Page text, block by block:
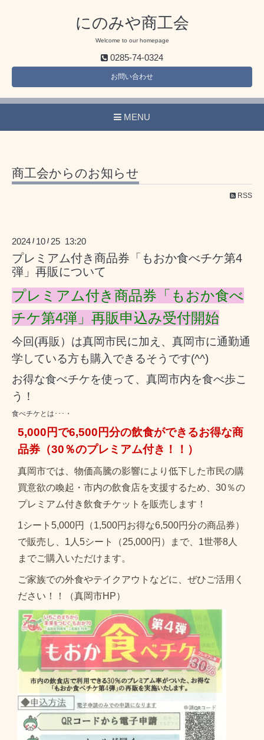
にのみや商工会
Welcome to our homepage
0285-74-0324
お問い合わせ
MENU
商工会からのお知らせ
RSS
2024 / 10 / 25 13:20
プレミアム付き商品券「もおか食べチケ第4
弾」再販について
プレミアム付き商品券「もおか食べ
チケ第4弾」再販申込み受付開始
今回(再販）は真岡市民に加え、真岡市に通勤通
学している方も購入できるそうです(^^)
お得な食べチケを使って、真岡市内を食べ歩こ
う！
食べチケとは･･･・
5,000円で6,500円分の飲食ができるお得な商
品券（30％のプレミアム付き！！）
真岡市では、物価高騰の影響により低下した市民の購
買意欲の喚起・市内の飲食店を支援するため、30％の
プレミアム付き飲食チケットを販売します！
1シート5,000円（1,500円お得な6,500円分の商品券）
で販売し、1人5シート（25,000円）まで、1世帯8人
までご購入いただけます。
ご家族での外食やテイクアウトなどに、ぜひご活用く
ださい！！（真岡市HP）